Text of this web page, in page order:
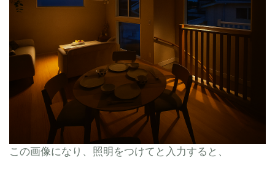
この画像になり、照明をつけてと入力すると、